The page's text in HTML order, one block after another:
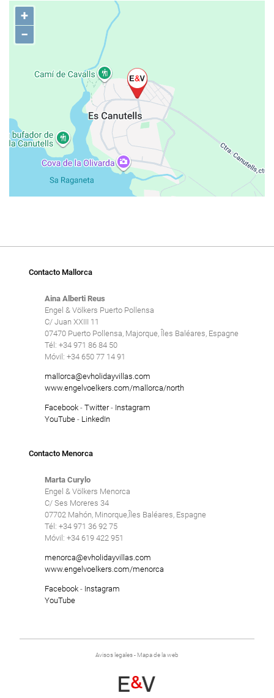
+
−
Contacto Mallorca
Aina Alberti Reus
Engel & Völkers Puerto Pollensa
C/ Juan XXIII 11
07470 Puerto Pollensa, Majorque, Îles Baléares, Espagne
Tél: +34 971 86 84 50
Móvil: +34 650 77 14 91
mallorca@evholidayvillas.com
www.engelvoelkers.com/mallorca/north
Facebook- Twitter- Instagram
YouTube- LinkedIn
Contacto Menorca
Marta Curylo
Engel & Völkers Menorca
C/ Ses Moreres 34
07702 Mahón, Minorque,Îles Baléares, Espagne
Tél: +34 971 36 92 75
Móvil: +34 619 422 951
menorca@evholidayvillas.com
www.engelvoelkers.com/menorca
Facebook- Instagram
YouTube
Avisos legales- Mapa de la web